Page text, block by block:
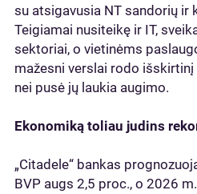
su atsigavusia NT sandorių
Teigiamai nusiteikę ir IT,
sektoriai, o vietinėms
mažesni verslai rodo
nei pusė jų laukia augimo.
Ekonomiką toliau judins
„Citadele“ bankas
BVP augs 2,5 proc., o 2026